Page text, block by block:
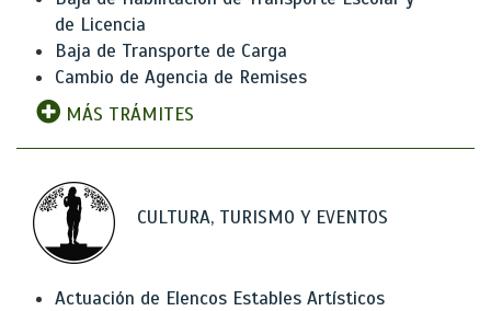
de Licencia
Baja de Transporte de Carga
Cambio de Agencia de Remises
MÁS TRÁMITES
CULTURA, TURISMO Y EVENTOS
Actuación de Elencos Estables Artísticos